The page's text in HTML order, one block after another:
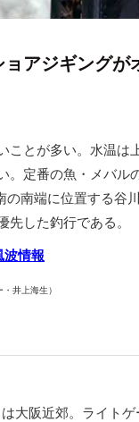
アジギング
ことが多い。水温
。定番の魚・メバ
南端に位置する谷
した釣行である。
波情報
井上海生）
大阪近郊。ライト